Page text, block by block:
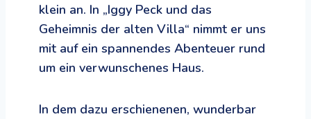
klein an. In „Iggy Peck und das
Geheimnis der alten Villa“ nimmt er uns
mit auf ein spannendes Abenteuer rund
um ein verwunschenes Haus.
In dem dazu erschienenen, wunderbar